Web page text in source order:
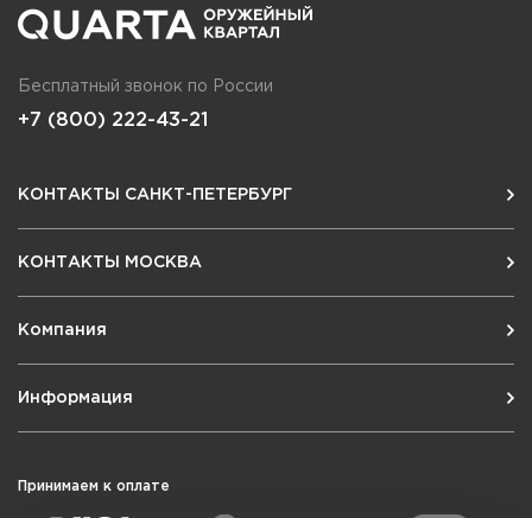
Бесплатный звонок по России
+7 (800) 222-43-21
КОНТАКТЫ САНКТ-ПЕТЕРБУРГ
КОНТАКТЫ МОСКВА
Компания
Информация
Принимаем к оплате